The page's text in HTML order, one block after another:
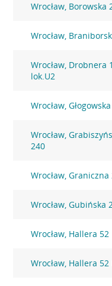
Wrocław, Borowska
Wrocław,
Wrocław, Drobnera
lok.U2
Wrocław,
Wrocław,
240
Wrocław, Graniczna
Wrocław, Gubińska
Wrocław, Hallera 52
Wrocław, Hallera 52